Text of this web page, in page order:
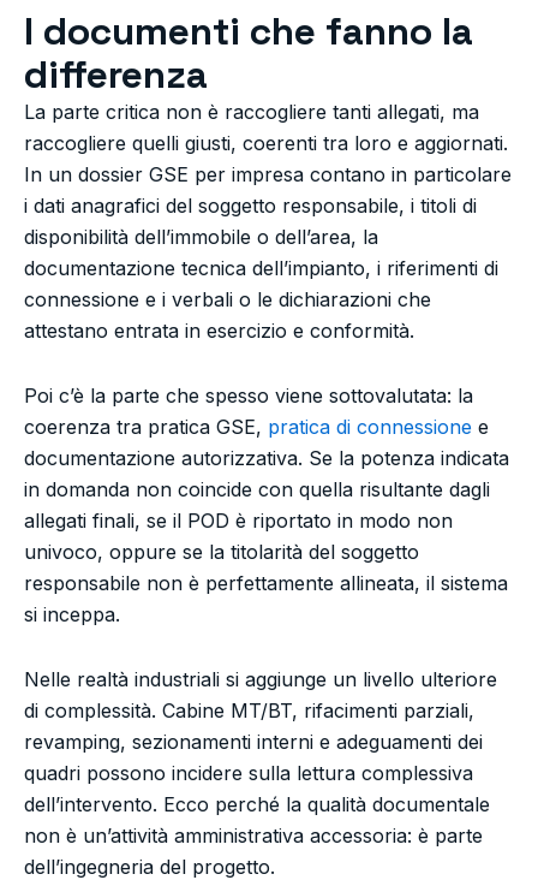
I documenti che fanno la
differenza
La parte critica non è raccogliere tanti allegati, ma
raccogliere quelli giusti, coerenti tra loro e aggiornati.
In un dossier GSE per impresa contano in particolare
i dati anagrafici del soggetto responsabile, i titoli di
disponibilità dell’immobile o dell’area, la
documentazione tecnica dell’impianto, i riferimenti di
connessione e i verbali o le dichiarazioni che
attestano entrata in esercizio e conformità.
Poi c’è la parte che spesso viene sottovalutata: la
coerenza tra pratica GSE, pratica di connessione e
documentazione autorizzativa. Se la potenza indicata
in domanda non coincide con quella risultante dagli
allegati finali, se il POD è riportato in modo non
univoco, oppure se la titolarità del soggetto
responsabile non è perfettamente allineata, il sistema
si inceppa.
Nelle realtà industriali si aggiunge un livello ulteriore
di complessità. Cabine MT/BT, rifacimenti parziali,
revamping, sezionamenti interni e adeguamenti dei
quadri possono incidere sulla lettura complessiva
dell’intervento. Ecco perché la qualità documentale
non è un’attività amministrativa accessoria: è parte
dell’ingegneria del progetto.